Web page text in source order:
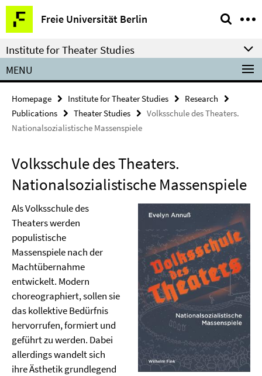
Springe
direkt
zu
Inhalt
Freie Universität Berlin
Service
Navigation
Institute for Theater Studies
MENU
Homepage Institute for Theater Studies
Research
Publications
Theater Studies
Volksschule des Theaters.
Nationalsozialistische Massenspiele
Volksschule des Theaters.
Nationalsozialistische Massenspiele
Als Volksschule des
Theaters werden
populistische
Massenspiele nach der
Machtübernahme
entwickelt. Modern
choreographiert, sollen sie
das kollektive Bedürfnis
hervorrufen, formiert und
geführt zu werden. Dabei
allerdings wandelt sich
ihre Ästhetik grundlegend